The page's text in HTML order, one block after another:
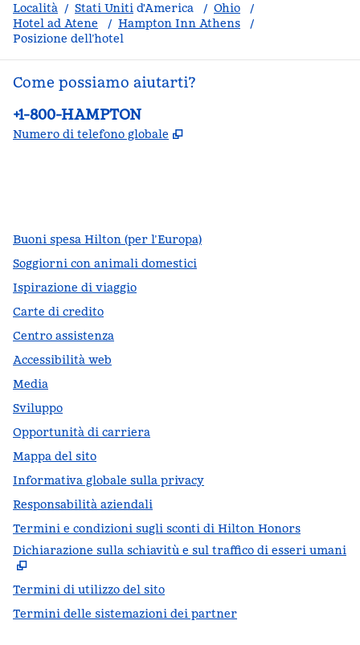
Località / Stati Uniti d'America / Ohio
/
Hotel ad Atene
/ Hampton Inn Athens
/
Posizione dell’hotel
Come possiamo aiutarti?
Telefono:
+1-800-HAMPTON
Numero di telefono globale ,
Buoni spesa Hilton (per l’Europa)
Soggiorni con animali domestici
Ispirazione di viaggio
Carte di credito
Centro assistenza
Accessibilità web
Media
Sviluppo
Opportunità di carriera
Mappa del sito
Informativa globale sulla privacy
Responsabilità aziendali
Termini e condizioni sugli sconti di Hilton Honors
Dichiarazione sulla schiavitù e sul traffico di esseri umani
Termini di utilizzo del sito
Termini delle sistemazioni dei partner